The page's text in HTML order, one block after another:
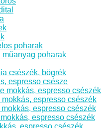
poharak
műanyag poharak
csészék, bögrék
espresso csésze
mokkás, espresso csészék
mokkás, espresso csészék
mokkás, espresso csészék
espresso csészék
espresso csészék